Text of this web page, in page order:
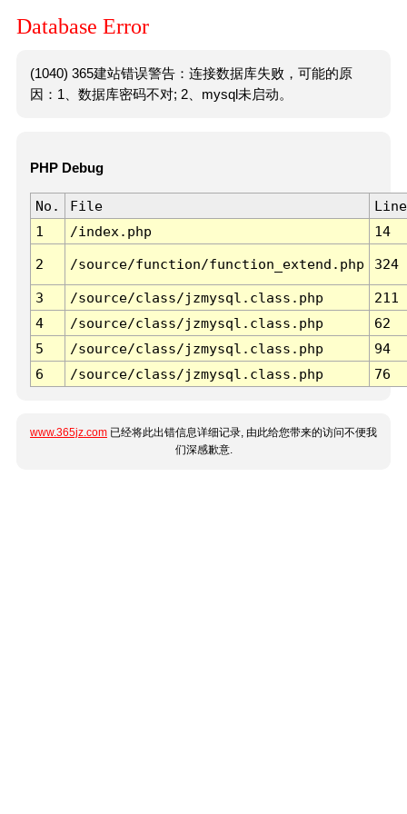
Database Error
(1040) 365建站错误警告：连接数据库失败，可能的原
因：1、数据库密码不对; 2、mysql未启动。
PHP Debug
No. File
Line
1
/index.php 14
2 /source/function/function_extend.php 324
3 /source/class/jzmysql.class.php
211
4
/source/class/jzmysql.class.php
62
5
/source/class/jzmysql.class.php
94
6
/source/class/jzmysql.class.php 76
www.365jz.com 已经将此出错信息详细记录, 由此给您带来的访问不便我
们深感歉意.